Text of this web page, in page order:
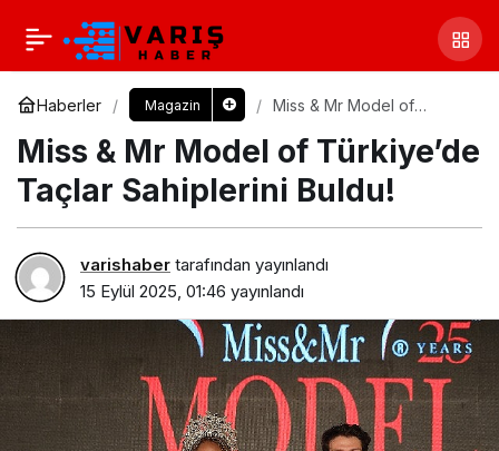
Haberler Magazin
Miss & Mr Model of
Sahiplerini Buldu!
Miss & Mr Model of Türkiye’de
Taçlar Sahiplerini Buldu!
varishaber tarafından yayınlandı
15 Eylül 2025, 01:46 yayınlandı